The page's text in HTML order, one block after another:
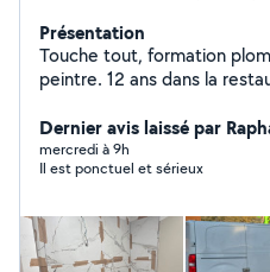
Présentation
Touche tout, formation plomberie chauffagiste et
peintre. 12 ans dans la
Dernier avis laissé par
mercredi à 9h
Il est ponctuel et sérieux